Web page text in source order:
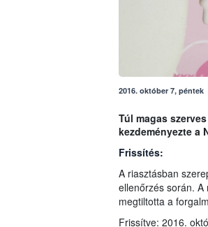
2016. október 7, péntek
Túl magas
kezdeményezte a
Frissítés:
A riasztásban
ellenőrzés során.
megtiltotta a
Frissítve: 2016.